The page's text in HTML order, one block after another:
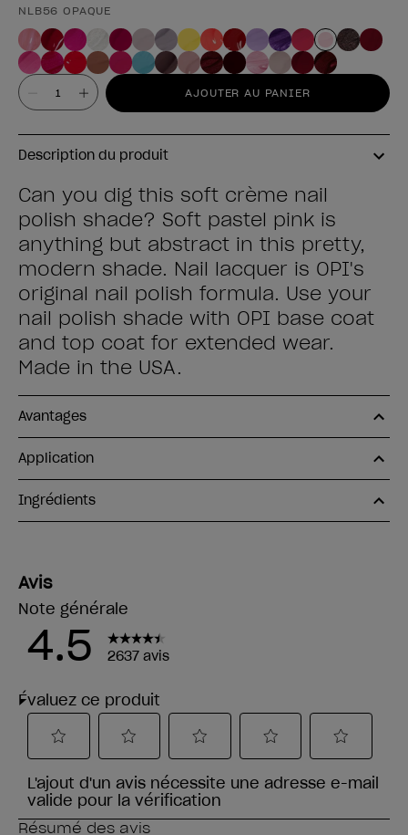
NLB56 OPAQUE
Valeur AJOUTER AU PANIER
Description du produit
Can you dig this soft crème nail
polish shade? Soft pastel pink is
anything but abstract in this pretty,
modern shade. Nail lacquer is OPI's
original nail polish formula. Use your
nail polish shade with OPI base coat
and top coat for extended wear.
Made in the USA.
Avantages
Application
Ingrédients